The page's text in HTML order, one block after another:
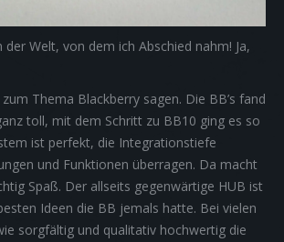
Welt, von dem ich Abschied nahm! Ja,
Thema Blackberry sagen. Die BB’s fand
toll, mit dem Schritt zu BB10 ging es so
ist perfekt, die Integrationstiefe
und Funktionen überragen. Da macht
Spaß. Der allseits gegenwärtige HUB ist
Ideen die BB jemals hatte. Bei vielen
sorgfältig und qualitativ hochwertig die